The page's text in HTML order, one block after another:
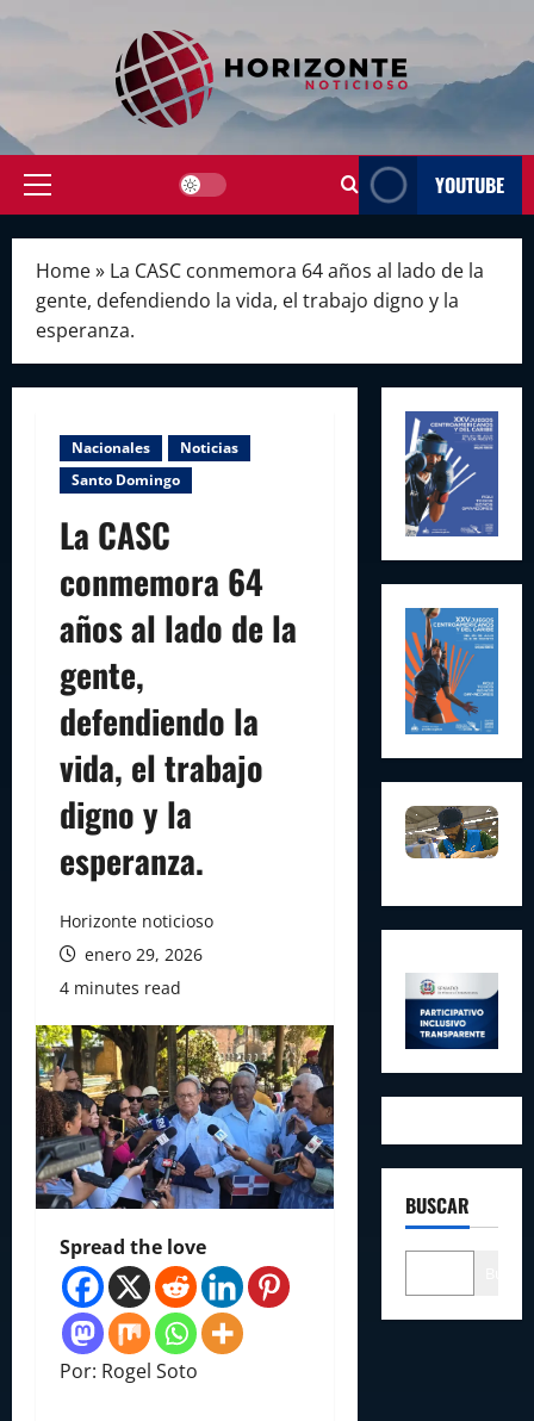
Primary
YOUTUBE
Home» La CASC conmemora 64 años al lado de la
gente, defendiendo la vida, el trabajo digno y la
esperanza.
Nacionales
Noticias
Santo Domingo
La CASC
conmemora 64
años al lado de la
gente,
defendiendo la
vida, el trabajo
digno y la
esperanza.
Horizonte noticioso
enero 29, 2026
4 minutes read
Spread the love
Por: Rogel Soto
BUSCAR